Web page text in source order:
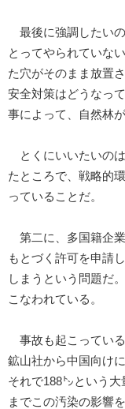
最後に強調したい
とってやられていな
た穴がそのまま放置
安全対策はどうなっ
事によって、自然林
とくにいいたいの
たところで、戦略的
っていることだ。
第二に、多国籍企
もとづく許可を申請
しまうという問題だ
こなわれている。
事故も起こってい
鉱山社から中国向け
それで188㌧という
までこの汚染の影響